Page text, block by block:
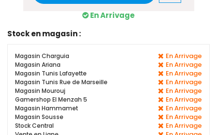
En Arrivage
Stock en magasin :
Magasin Charguia En Arrivage
Magasin Ariana En Arrivage
Magasin Tunis Lafayette En Arrivage
Magasin Tunis Rue de Marseille En Arrivage
Magasin Mourouj En Arrivage
Gamershop El Menzah 5 En Arrivage
Magasin Hammamet En Arrivage
Magasin Sousse En Arrivage
Stock Central En Arrivage